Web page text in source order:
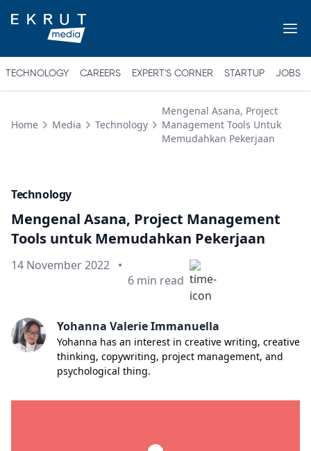
TECHNOLOGY CAREERS EXPERT'S CORNER STARTUP JOBS
Home Media Technology
Mengenal Asana, Project
Management Tools Untuk
Memudahkan Pekerjaan
Technology
Mengenal Asana, Project Management
Tools untuk Memudahkan Pekerjaan
Published on
14 November 2022 •
Min read
6 min read
Yohanna Valerie Immanuella
Yohanna has an interest in creative writing, creative
thinking, copywriting, project management, and
psychological thing.